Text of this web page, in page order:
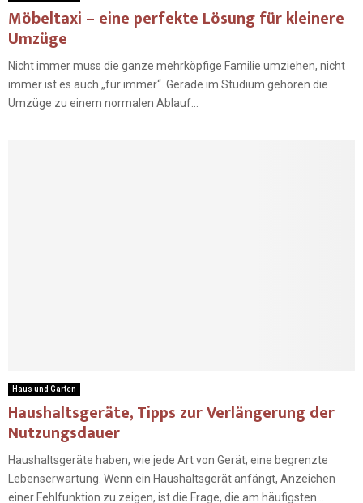
Möbeltaxi – eine perfekte Lösung für kleinere
Umzüge
Nicht immer muss die ganze mehrköpfige Familie umziehen, nicht
immer ist es auch „für immer“. Gerade im Studium gehören die
Umzüge zu einem normalen Ablauf...
Haus und Garten
Haushaltsgeräte, Tipps zur Verlängerung der
Nutzungsdauer
Haushaltsgeräte haben, wie jede Art von Gerät, eine begrenzte
Lebenserwartung. Wenn ein Haushaltsgerät anfängt, Anzeichen
einer Fehlfunktion zu zeigen, ist die Frage, die am häufigsten...